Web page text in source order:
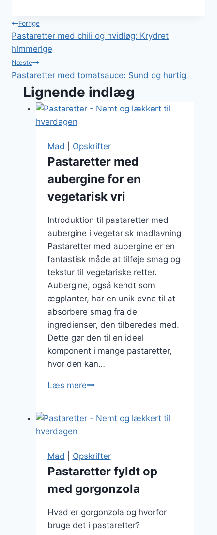
Indlægsnavigation
Forrige
Pastaretter med chili og hvidløg: Krydret
himmerige
Næste
Pastaretter med tomatsauce: Sund og hurtig
Lignende indlæg
Mad Opskrifter
Pastaretter med
aubergine for en
vegetarisk vri
Introduktion til pastaretter med
aubergine i vegetarisk madlavning
Pastaretter med aubergine er en
fantastisk måde at tilføje smag og
tekstur til vegetariske retter.
Aubergine, også kendt som
ægplanter, har en unik evne til at
absorbere smag fra de
ingredienser, den tilberedes med.
Dette gør den til en ideel
komponent i mange pastaretter,
hvor den kan…
Læs merePastaretter
for
vegetarisk
Mad Opskrifter
Pastaretter fyldt op
med gorgonzola
Hvad er gorgonzola og hvorfor
bruge det i pastaretter?